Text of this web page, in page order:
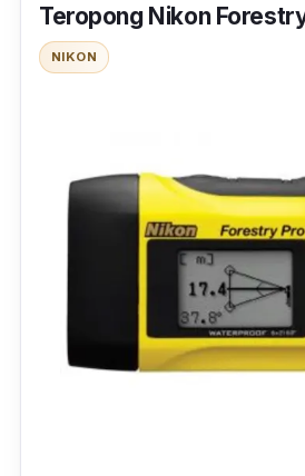
Teropong Nikon
NIKON